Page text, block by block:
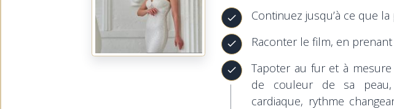
Continuez jusqu’à ce que
Raconter le film, en
Tapoter au fur et à
de couleur de sa peau,
cardiaque, rythme